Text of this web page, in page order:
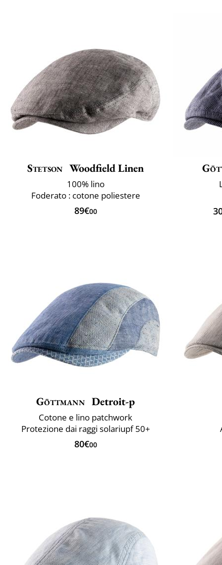
Stetson Woodfield Linen
100% lino
Foderato : cotone poliestere
89€00
Göttmann Detroit-p
Cotone e lino patchwork
Protezione dai raggi solariupf 50+
80€00